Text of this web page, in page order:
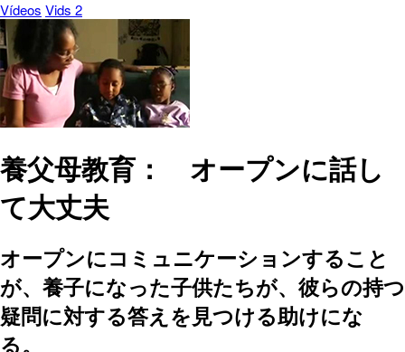
Vídeos Vids 2
養父母教育： オープンに話し
て大丈夫
オープンにコミュニケーションすること
が、養子になった子供たちが、彼らの持つ
疑問に対する答えを見つける助けにな
る。